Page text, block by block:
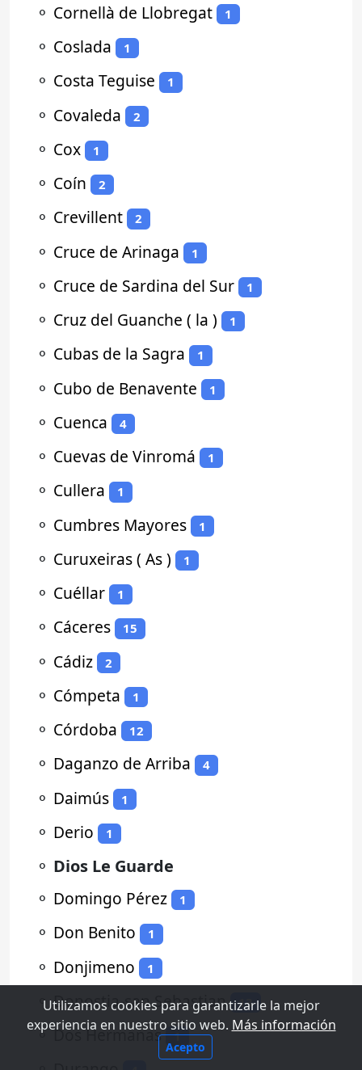
⚬ Cornellà de Llobregat 1
⚬ Coslada 1
⚬ Costa Teguise 1
⚬ Covaleda 2
⚬ Cox 1
⚬ Coín 2
⚬ Crevillent 2
⚬ Cruce de Arinaga 1
⚬ Cruce de Sardina del Sur 1
⚬ Cruz del Guanche ( la ) 1
⚬ Cubas de la Sagra 1
⚬ Cubo de Benavente 1
⚬ Cuenca 4
⚬ Cuevas de Vinromá 1
⚬ Cullera 1
⚬ Cumbres Mayores 1
⚬ Curuxeiras ( As ) 1
⚬ Cuéllar 1
⚬ Cáceres 15
⚬ Cádiz 2
⚬ Cómpeta 1
⚬ Córdoba 12
⚬ Daganzo de Arriba 4
⚬ Daimús 1
⚬ Derio 1
⚬ Dios Le Guarde
⚬ Domingo Pérez 1
⚬ Don Benito 1
⚬ Donjimeno 1
⚬Donostia-san Sebastian 13
⚬Dos Hermanas 1
Utilizamos cookies para garantizarle la mejor
experiencia en nuestro sitio web. Más información
Acepto